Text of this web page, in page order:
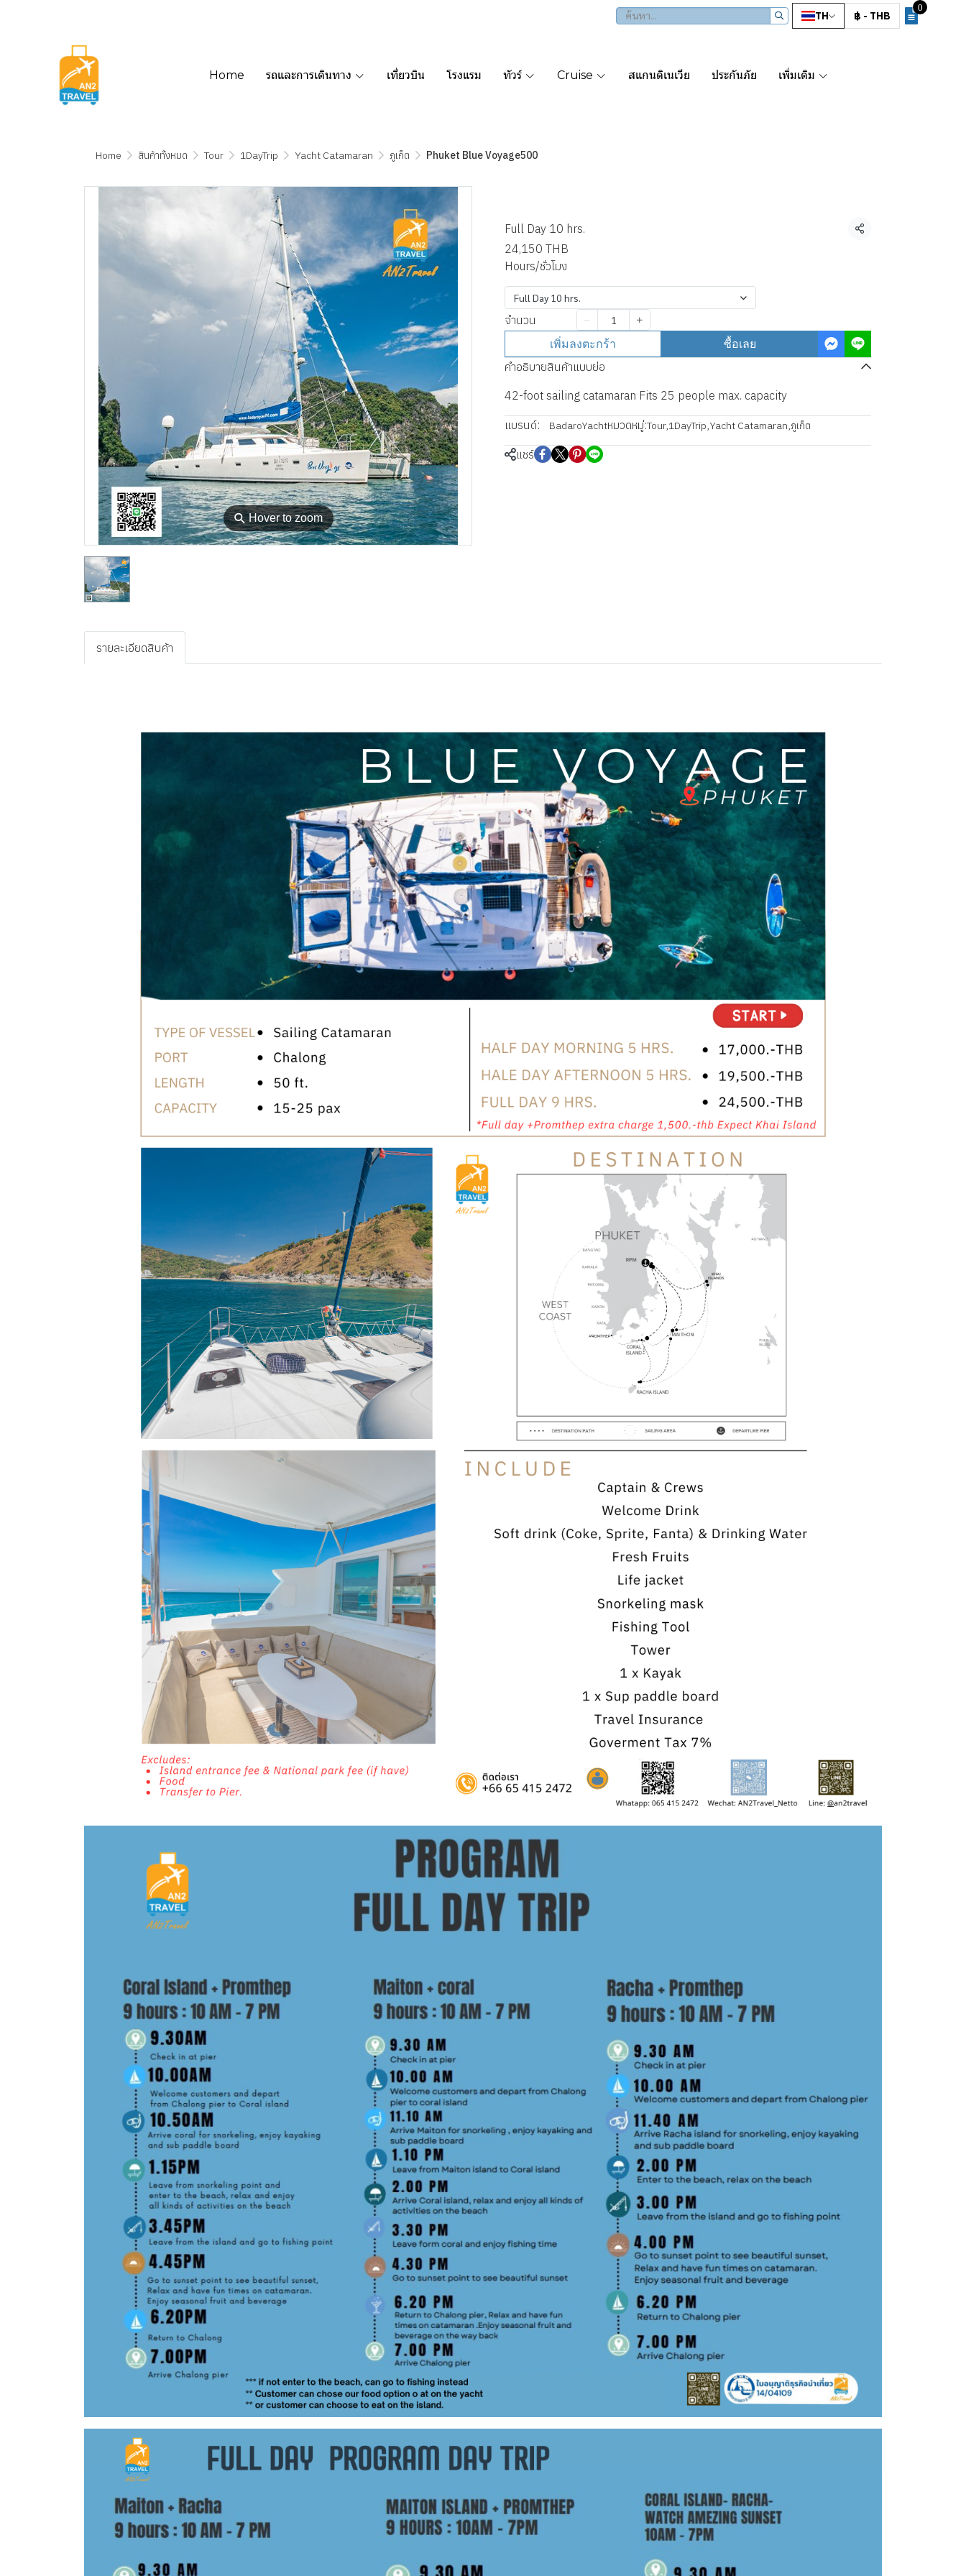
TH ฿ - THB
0
Home รถและการเดินทาง เที่ยวบิน โรงแรม ทัวร์ Cruise สแกนดิเนเวีย ประกันภัย เพิ่มเติม
Home สินค้าทั้งหมด Tour 1DayTrip Yacht Catamaran ภูเก็ต Phuket Blue Voyage500
⚲Hover to zoom
Full Day 10 hrs.
แชร์
24,150 THB
Hours/ชั่วโมง
Full Day 10 hrs.
จำนวน
เพิ่มลงตะกร้า
ซื้อเลย
คำอธิบายสินค้าแบบย่อ
42-foot sailing catamaran Fits 25 people max. capacity
แบรนด์: BadaroYachtหมวดหมู่:Tour,1DayTrip,Yacht Catamaran,ภูเก็ต
แชร์
รายละเอียดสินค้า